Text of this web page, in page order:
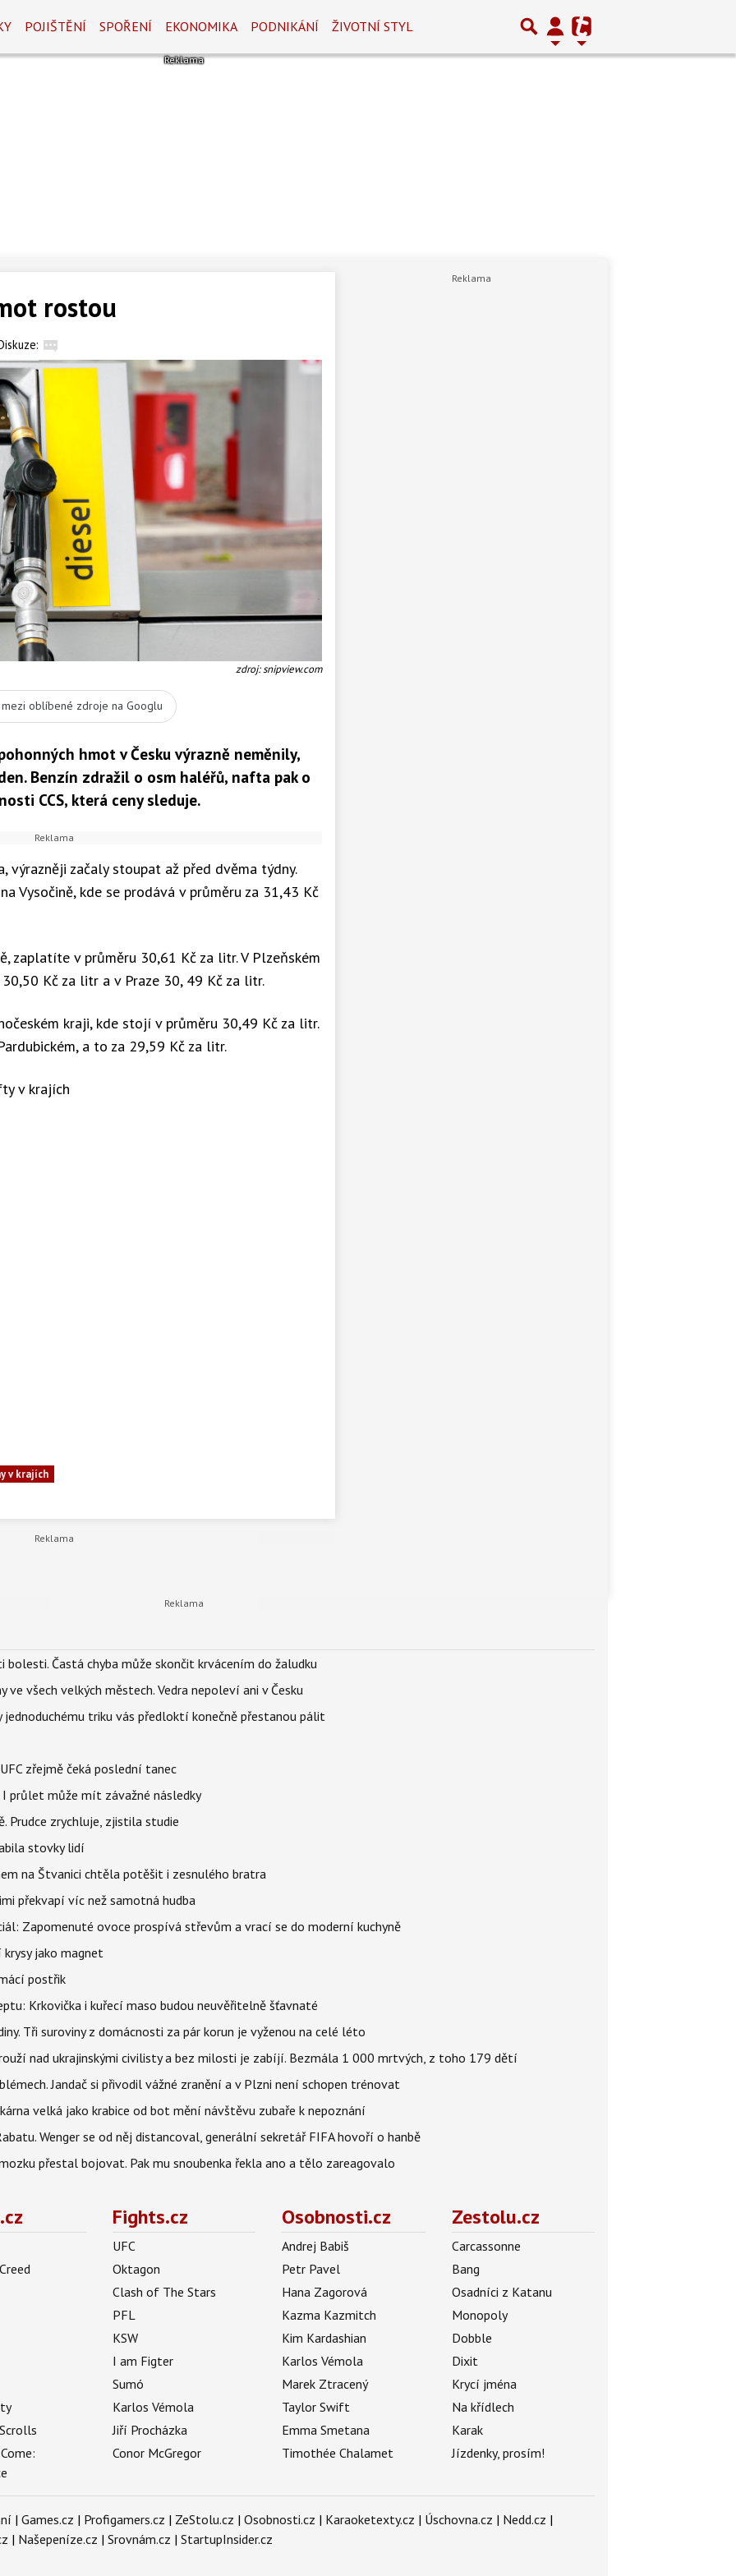
POJIŠTĚNÍ SPOŘENÍ EKONOMIKA PODNIKÁNÍ ŽIVOTNÍ STYL
rostou
zdroj: snipview.com
oblíbené zdroje na Googlu
hmot v Česku výrazně neměnily,
Benzín zdražil o osm haléřů, nafta pak o
CCS, která ceny sleduje.
výrazněji začaly stoupat až před dvěma týdny.
Vysočině, kde se prodává v průměru za 31,43 Kč
zaplatíte v průměru 30,61 Kč za litr. V Plzeňském
Kč za litr a v Praze 30, 49 Kč za litr.
kraji, kde stojí v průměru 30,49 Kč za litr.
a to za 29,59 Kč za litr.
v krajích
Častá chyba může skončit krvácením do žaludku
všech velkých městech. Vedra nepoleví ani v Česku
triku vás předloktí konečně přestanou pálit
zřejmě čeká poslední tanec
průlet může mít závažné následky
Prudce zrychluje, zjistila studie
stovky lidí
na Štvanici chtěla potěšit i zesnulého bratra
překvapí víc než samotná hudba
Zapomenuté ovoce prospívá střevům a vrací se do moderní kuchyně
jako magnet
postřik
Krkovička i kuřecí maso budou neuvěřitelně šťavnaté
Tři suroviny z domácnosti za pár korun je vyženou na celé léto
nad ukrajinskými civilisty a bez milosti je zabíjí. Bezmála 1 000 mrtvých, z toho 179 dětí
Jandač si přivodil vážné zranění a v Plzni není schopen trénovat
velká jako krabice od bot mění návštěvu zubaře k nepoznání
Wenger se od něj distancoval, generální sekretář FIFA hovoří o hanbě
přestal bojovat. Pak mu snoubenka řekla ano a tělo zareagovalo
Fights.cz
UFC
Oktagon
Clash of The Stars
PFL
KSW
I am Figter
Sumó
Karlos Vémola
Jiří Procházka
Conor McGregor
Osobnosti.cz
Andrej Babiš
Petr Pavel
Hana Zagorová
Kazma Kazmitch
Kim Kardashian
Karlos Vémola
Marek Ztracený
Taylor Swift
Emma Smetana
Timothée Chalamet
Zestolu.cz
Carcassonne
Bang
Osadníci z Katanu
Monopoly
Dobble
Dixit
Krycí jména
Na křídlech
Karak
Jízdenky, prosím!
| Games.cz | Profigamers.cz | ZeStolu.cz | Osobnosti.cz | Karaoketexty.cz | Úschovna.cz | Nedd.cz |
| Našepeníze.cz | Srovnám.cz | StartupInsider.cz